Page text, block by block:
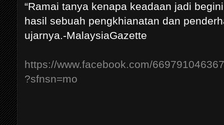
“Ramai tanya kenapa keadaan jadi
hasil sebuah pengkhianatan dan
ujarnya.-MalaysiaGazette
https://www.facebook.com/
?sfnsn=mo